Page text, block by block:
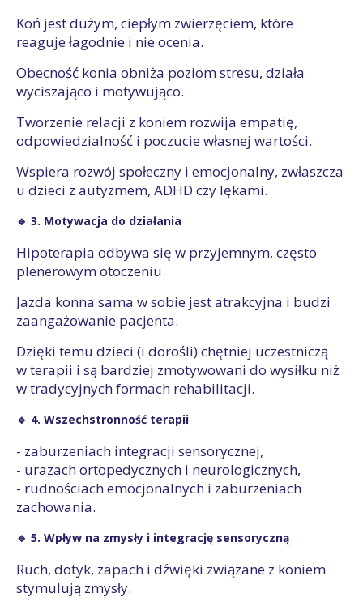
Koń jest dużym, ciepłym zwierzęciem, które
reaguje łagodnie i nie ocenia.
Obecność konia obniża poziom stresu, działa
wyciszająco i motywująco.
Tworzenie relacji z koniem rozwija empatię,
odpowiedzialność i poczucie własnej wartości.
Wspiera rozwój społeczny i emocjonalny, zwłaszcza
u dzieci z autyzmem, ADHD czy lękami.
🔹 3. Motywacja do działania
Hipoterapia odbywa się w przyjemnym, często
plenerowym otoczeniu.
Jazda konna sama w sobie jest atrakcyjna i budzi
zaangażowanie pacjenta.
Dzięki temu dzieci (i dorośli) chętniej uczestniczą
w terapii i są bardziej zmotywowani do wysiłku niż
w tradycyjnych formach rehabilitacji.
🔹 4. Wszechstronność terapii
- zaburzeniach integracji sensorycznej,
- urazach ortopedycznych i neurologicznych,
- rudnościach emocjonalnych i zaburzeniach
zachowania.
🔹 5. Wpływ na zmysły i integrację sensoryczną
Ruch, dotyk, zapach i dźwięki związane z koniem
stymulują zmysły.